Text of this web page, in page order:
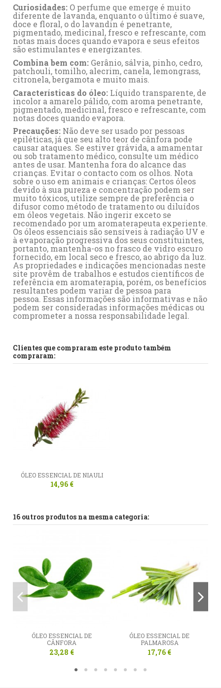
Curiosidades: O perfume que emerge é muito
diferente de lavanda, enquanto o último é suave,
doce e floral, o do lavandin é penetrante,
pigmentado, medicinal, fresco e refrescante, com
notas mais doces quando evapora e seus efeitos
são estimulantes e energizantes.
Combina bem com: Gerânio, sálvia, pinho, cedro,
patchouli, tomilho, alecrim, canela, lemongrass,
citronela,bergamota e muito mais.
Características do óleo: Líquido transparente, de
incolor a amarelo pálido, com aroma penetrante,
pigmentado, medicinal, fresco e refrescante, com
notas doces quando evapora.
Precauções: Não deve ser usado por pessoas
epiléticas, já que seu alto teor de cânfora pode
causar ataques. Se estiver grávida, a amamentar
ou sob tratamento médico, consulte um médico
antes de usar. Mantenha fora do alcance das
crianças. Evitar o contacto com os olhos. Nota
sobre o uso em animais e crianças: Certos óleos
devido à sua pureza e concentração podem ser
muito tóxicos, utilize sempre de preferência o
difusor como método de tratamento ou diluídos
em óleos vegetais. Não ingerir exceto se
recomendado por um aromaterapeuta experiente.
Os óleos essenciais são sensíveis à radiação UV e
à evaporação progressiva dos seus constituintes,
portanto, mantenha-os no frasco de vidro escuro
fornecido, em local seco e fresco, ao abrigo da luz.
As propriedades e indicações mencionadas neste
site provêm de trabalhos e estudos científicos de
referência em aromaterapia, porém, os benefícios
resultantes podem variar de pessoa para
pessoa. Essas informações são informativas e não
podem ser consideradas informações médicas ou
comprometer a nossa responsabilidade legal.
Downloads (234.01k)
Clientes que compraram este produto também
compraram:
ÓLEO ESSENCIAL DE NIAULI
14,96 €
16 outros produtos na mesma categoria:
ÓLEO ESSENCIAL DE
CÂNFORA
23,28 €
ÓLEO ESSENCIAL DE
PALMAROSA
17,76 €